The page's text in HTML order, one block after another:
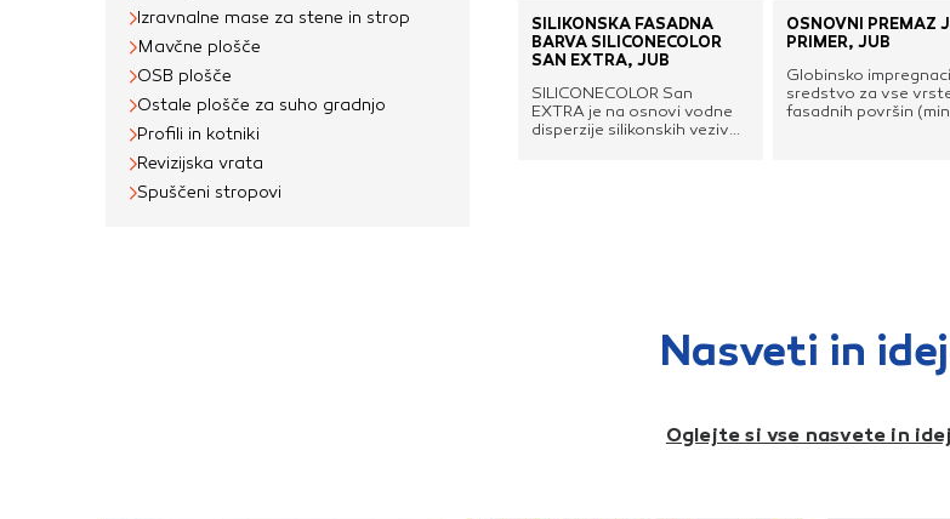
Izravnalne mase za stene in strop
Mavčne plošče
OSB plošče
Ostale plošče za suho gradnjo
Profili in kotniki
Revizijska vrata
Spuščeni stropovi
SILIKONSKA FASADNA
BARVA SILICONECOLOR
SAN EXTRA, JUB
SILICONECOLOR San
EXTRA je na osnovi vodne
disperzije silikonskih veziv
apnenocementni in
cementni ometi, najmanj
mesec dni stare neometane
ipd.). S tankimi sintetičnimi
OSNOVNI PREMAZ
PRIMER, JUB
Globinsko
sredstvo za vse
fasadnih površin
Nasveti in
Oglejte si vse nasvete in